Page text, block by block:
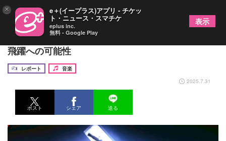
れん、満員のLIQUIDROOMセミファイナルにみた
飛躍への可能性
レポート
音楽
2025.7.31
ポスト シェア 送る
× e＋(イープラス)アプリ - チケッ
ト・ニュース・スマチケ
eplus inc.
無料 - Google Play
表示